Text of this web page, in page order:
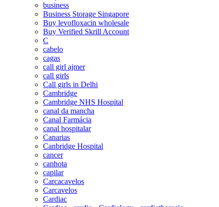
business
Business Storage Singapore
Buy levofloxacin wholesale
Buy Verified Skrill Account
C
cabelo
cagas
call girl ajmer
call girls
Call girls in Delhi
Cambridge
Cambridge NHS Hospital
canal da mancha
Canal Farmácia
canal hospitalar
Canarias
Canbridge Hospital
cancer
canhota
capilar
Carcacavelos
Carcavelos
Cardiac